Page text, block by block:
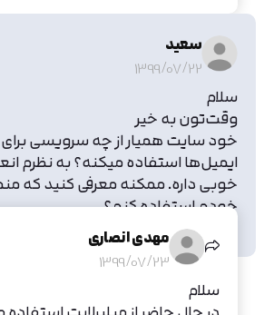
سعید
1399/07/22
سلام
وقت‌تون به خیر
خود سایت همیار از چه سرویسی
ایمیل‌ها استفاده میکنه؟ به نظرم
خوبی داره. ممکنه معرفی کنید که
خودم استفاده کنم؟
ممنونم
مهدی انصاری
1399/07/23
سلام